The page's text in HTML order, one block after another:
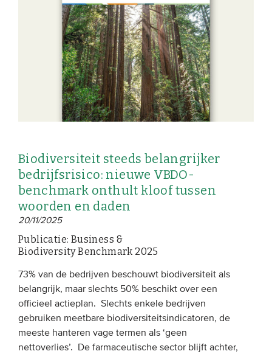
Biodiversiteit steeds belangrijker
bedrijfsrisico: nieuwe VBDO-
benchmark onthult kloof tussen
woorden en daden
20/11/2025
Publicatie: Business &
Biodiversity Benchmark 2025
73% van de bedrijven beschouwt biodiversiteit als
belangrijk, maar slechts 50% beschikt over een
officieel actieplan. Slechts enkele bedrijven
gebruiken meetbare biodiversiteitsindicatoren, de
meeste hanteren vage termen als ‘geen
nettoverlies’. De farmaceutische sector blijft achter,